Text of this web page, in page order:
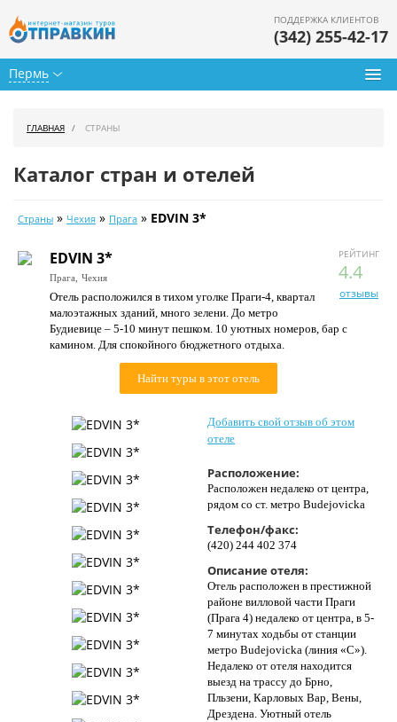
Пермь
ПОДДЕРЖКА КЛИЕНТОВ
(342) 255-42-17
Календарь туров
Цены дня
Страны
Как купить
Контакты
ГЛАВНАЯ СТРАНЫ
Каталог стран и отелей
Страны » Чехия » Прага » EDVIN 3*
РЕЙТИНГ
4.4
отзывы
EDVIN 3*
Прага, Чехия
Отель расположился в тихом уголке Праги-4, квартал
малоэтажных зданий, много зелени. До метро
Будиевице – 5-10 минут пешком. 10 уютных номеров, бар с
камином. Для спокойного бюджетного отдыха.
Найти туры в этот отель
Добавить свой отзыв об этом
отеле
Расположение:
Расположен недалеко от центра,
рядом со ст. метро Budejovicka
Телефон/факс:
(420) 244 402 374
Описание отеля:
Отель расположен в престижной
районе вилловой части Праги
(Прага 4) недалеко от центра, в 5-
7 минутах ходьбы от станции
метро Budejovicka (линия «С»).
Недалеко от отеля находится
выезд на трассу до Брно,
Пльзени, Карловых Вар, Вены,
Дрездена. Уютный отель